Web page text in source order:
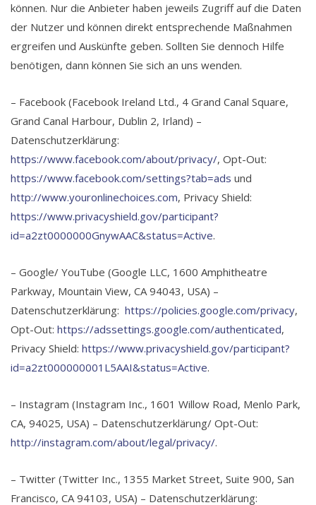
können. Nur die Anbieter haben jeweils Zugriff auf die Daten
der Nutzer und können direkt entsprechende Maßnahmen
ergreifen und Auskünfte geben. Sollten Sie dennoch Hilfe
benötigen, dann können Sie sich an uns wenden.
– Facebook (Facebook Ireland Ltd., 4 Grand Canal Square,
Grand Canal Harbour, Dublin 2, Irland) –
Datenschutzerklärung:
https://www.facebook.com/about/privacy/, Opt-Out:
https://www.facebook.com/settings?tab=ads und
http://www.youronlinechoices.com, Privacy Shield:
https://www.privacyshield.gov/participant?
id=a2zt0000000GnywAAC&status=Active.
– Google/ YouTube (Google LLC, 1600 Amphitheatre
Parkway, Mountain View, CA 94043, USA) –
Datenschutzerklärung: https://policies.google.com/privacy,
Opt-Out: https://adssettings.google.com/authenticated,
Privacy Shield: https://www.privacyshield.gov/participant?
id=a2zt000000001L5AAI&status=Active.
– Instagram (Instagram Inc., 1601 Willow Road, Menlo Park,
CA, 94025, USA) – Datenschutzerklärung/ Opt-Out:
http://instagram.com/about/legal/privacy/.
– Twitter (Twitter Inc., 1355 Market Street, Suite 900, San
Francisco, CA 94103, USA) – Datenschutzerklärung: